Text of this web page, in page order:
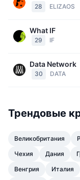
28 ELIZAOS
What IF
29 IF
Data Network
30 DATA
Трендовые
Великобритания
Чехия
Дания
Венгрия
Италия